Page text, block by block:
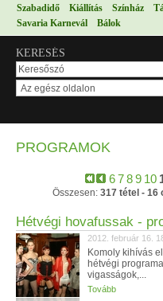
Szabadidő
Kiállítás Színház
Savaria Karnevál
Bálok
KERESÉS
PROGRAMOK
6789 10
Összesen: 317 tétel - 16
Hétvégi hovafussak -
2012. február 16.
Komoly kihívás
hétvégi
vigasságok,...
Tovább